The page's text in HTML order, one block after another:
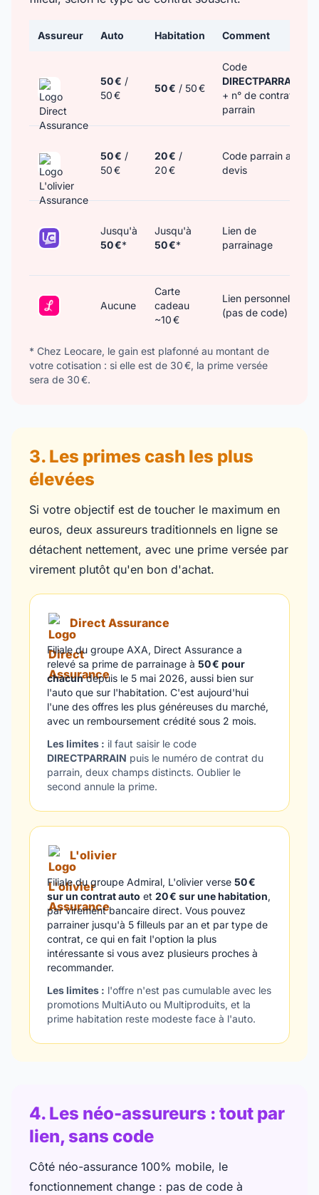
Assureur Auto Habitation Comment
50 € /
50 €
50 € / 50 €
Code
DIRECTPARRAIN
+ n° de contrat
parrain
50 € /
50 €
20 € /
20 €
Code parrain au
devis
Jusqu'à
50 €*
Jusqu'à
50 €*
Lien de
parrainage
Aucune
Carte
cadeau
~10 €
Lien personnel
(pas de code)
* Chez Leocare, le gain est plafonné au montant de
votre cotisation : si elle est de 30 €, la prime versée
sera de 30 €.
3. Les primes cash les plus
élevées
Si votre objectif est de toucher le maximum en
euros, deux assureurs traditionnels en ligne se
détachent nettement, avec une prime versée par
virement plutôt qu'en bon d'achat.
Direct Assurance
Filiale du groupe AXA, Direct Assurance a
relevé sa prime de parrainage à 50 € pour
chacundepuis le 5 mai 2026, aussi bien sur
l'auto que sur l'habitation. C'est aujourd'hui
l'une des offres les plus généreuses du marché,
avec un remboursement crédité sous 2 mois.
Les limites : il faut saisir le code
DIRECTPARRAIN puis le numéro de contrat du
parrain, deux champs distincts. Oublier le
second annule la prime.
L'olivier
Filiale du groupe Admiral, L'olivier verse 50 €
sur un contrat auto et 20 € sur une habitation,
par virement bancaire direct. Vous pouvez
parrainer jusqu'à 5 filleuls par an et par type de
contrat, ce qui en fait l'option la plus
intéressante si vous avez plusieurs proches à
recommander.
Les limites : l'offre n'est pas cumulable avec les
promotions MultiAuto ou Multiproduits, et la
prime habitation reste modeste face à l'auto.
4. Les néo-assureurs : tout par
lien, sans code
Côté néo-assurance 100% mobile, le
fonctionnement change : pas de code à